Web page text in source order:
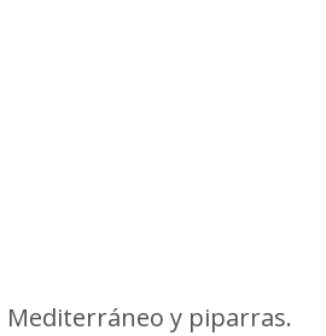
Mediterráneo y piparras.